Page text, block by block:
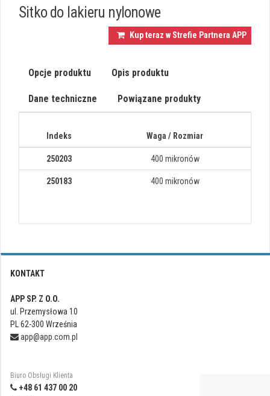
Sitko do lakieru nylonowe
Kup teraz w Strefie Partnera APP
Opcje produktu Opis produktu
Dane techniczne Powiązane produkty
Indeks Waga / Rozmiar
250203 400 mikronów
250183 400 mikronów
KONTAKT
APP SP. Z O.O.
ul. Przemysłowa 10
PL 62-300 Września
app@app.com.pl
Biuro Obsługi Klienta
+48 61 437 00 20